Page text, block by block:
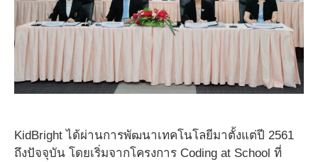
KidBright ได้ผ่านการพัฒนาเทคโนโลยีมาตั้งแต่ปี 2561
ถึงปัจจุบัน โดยเริ่มจากโครงการ Coding at School ที่